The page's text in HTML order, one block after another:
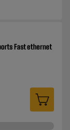
Fast ethernet